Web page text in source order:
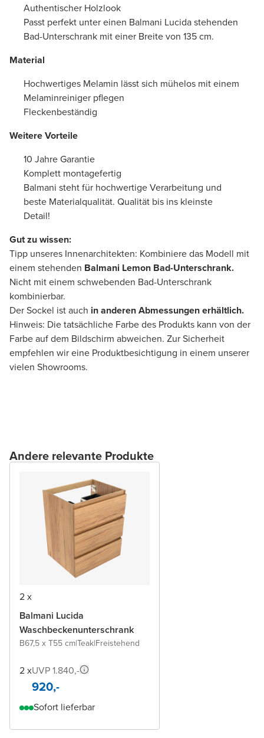
Authentischer Holzlook
Passt perfekt unter einen Balmani Lucida stehenden
Bad-Unterschrank mit einer Breite von 135 cm.
Material
Hochwertiges Melamin lässt sich mühelos mit einem
Melaminreiniger pflegen
Fleckenbeständig
Weitere Vorteile
10 Jahre Garantie
Komplett montagefertig
Balmani steht für hochwertige Verarbeitung und
beste Materialqualität. Qualität bis ins kleinste
Detail!
Gut zu wissen:
Tipp unseres Innenarchitekten: Kombiniere das Modell mit
einem stehenden Balmani Lemon Bad-Unterschrank.
Nicht mit einem schwebenden Bad-Unterschrank
kombinierbar.
Der Sockel ist auch in anderen Abmessungen erhältlich.
Hinweis: Die tatsächliche Farbe des Produkts kann von der
Farbe auf dem Bildschirm abweichen. Zur Sicherheit
empfehlen wir eine Produktbesichtigung in einem unserer
vielen Showrooms.
Andere relevante Produkte
2 x
Balmani Lucida
Waschbeckenunterschrank
B67,5 x T55 cm|Teak|Freistehend
2 xUVP 1.840,-
920,-
Sofort lieferbar